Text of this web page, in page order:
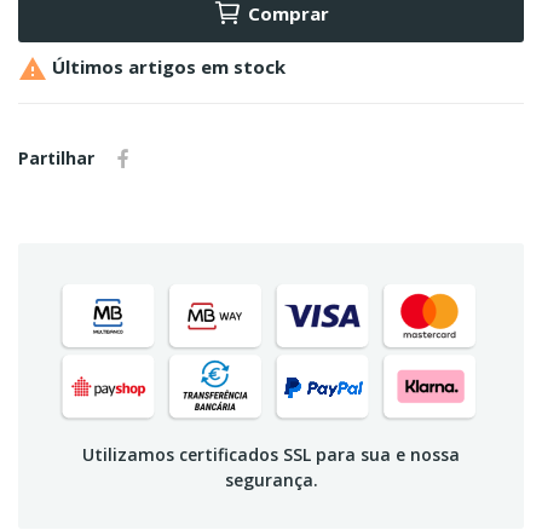
Comprar
 Últimos artigos em stock
Partilhar
Utilizamos certificados SSL para sua e nossa
segurança.